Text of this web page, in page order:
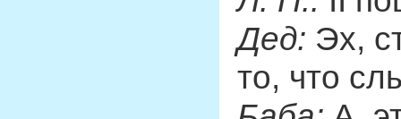
Дед: Эх,
то, что